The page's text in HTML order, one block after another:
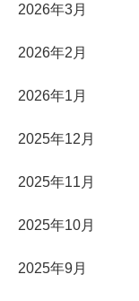
2026年3月
2026年2月
2026年1月
2025年12月
2025年11月
2025年10月
2025年9月